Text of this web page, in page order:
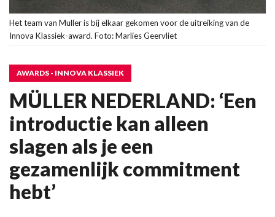
Het team van Muller is bij elkaar gekomen voor de uitreiking van de
Innova Klassiek-award. Foto: Marlies Geervliet
AWARDS - INNOVA KLASSIEK
MÜLLER NEDERLAND: ‘Een
introductie kan alleen
slagen als je een
gezamenlijk commitment
hebt’